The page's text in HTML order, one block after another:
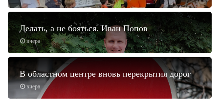
вчера
Делать, а не бояться. Иван Попов
вчера
В областном центре вновь перекрытия дорог